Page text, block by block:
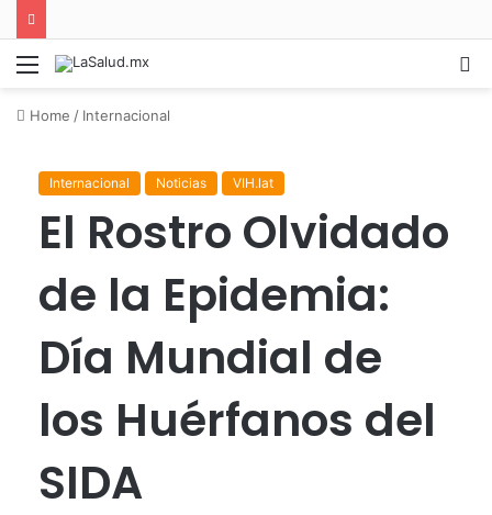
Menu
Home / Internacional
Internacional Noticias VIH.lat
El Rostro Olvidado
de la Epidemia:
Día Mundial de
los Huérfanos del
SIDA